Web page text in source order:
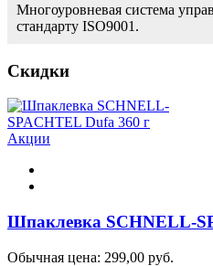
Многоуровневая система
стандарту ISO9001.
Скидки
Акции
Шпаклевка SCHNELL-
Обычная цена: 299,00 руб.